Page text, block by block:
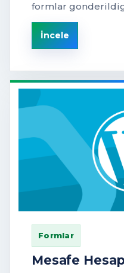
formlar
İncele
Formlar
Mesafe